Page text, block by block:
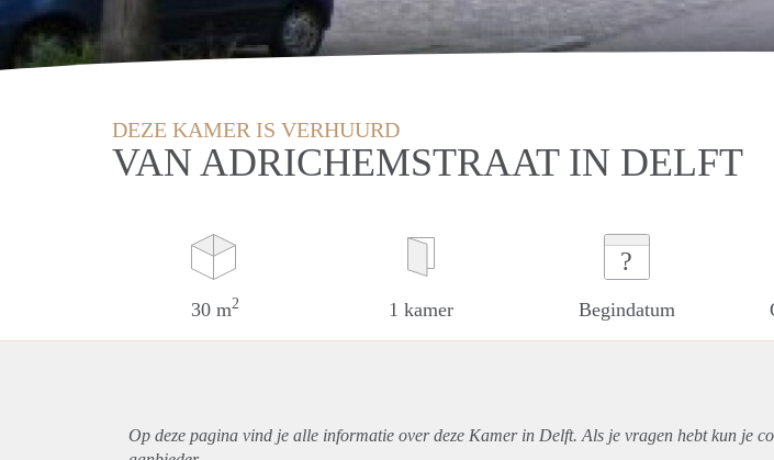
DEZE KAMER IS VERHUURD
VAN ADRICHEMSTRAAT IN DELFT
30 m2 1 kamer
?
Begindatum
Op deze pagina vind je alle informatie over deze Kamer in Delft. Als je vragen hebt kun je